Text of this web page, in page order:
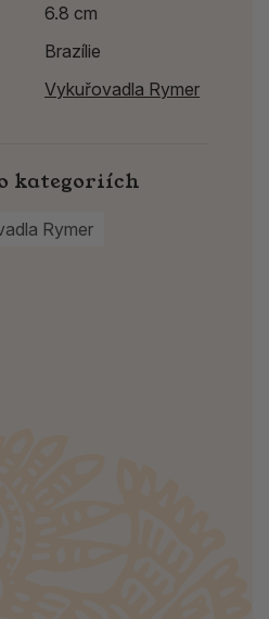
6.8 cm
Brazílie
Vykuřovadla Rymer
kategoriích
Rymer